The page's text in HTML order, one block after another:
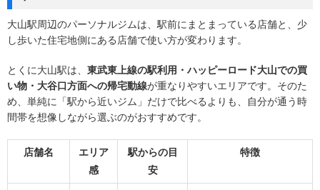
大山駅周辺のパーソナルジムは、駅前にまとまっている店舗と、少
し歩いた住宅地側にある店舗で使い方が変わります。
とくに大山駅は、 東武東上線の駅利用・ハッピーロード大山での買
い物・大谷口方面への帰宅動線が重なりやすいエリアです。そのた
め、単純に「駅から近いジム」だけで比べるよりも、自分が通う時
間帯を想像しながら選ぶのがおすすめです。
店舗名
エリア
感
駅からの目
安
特徴